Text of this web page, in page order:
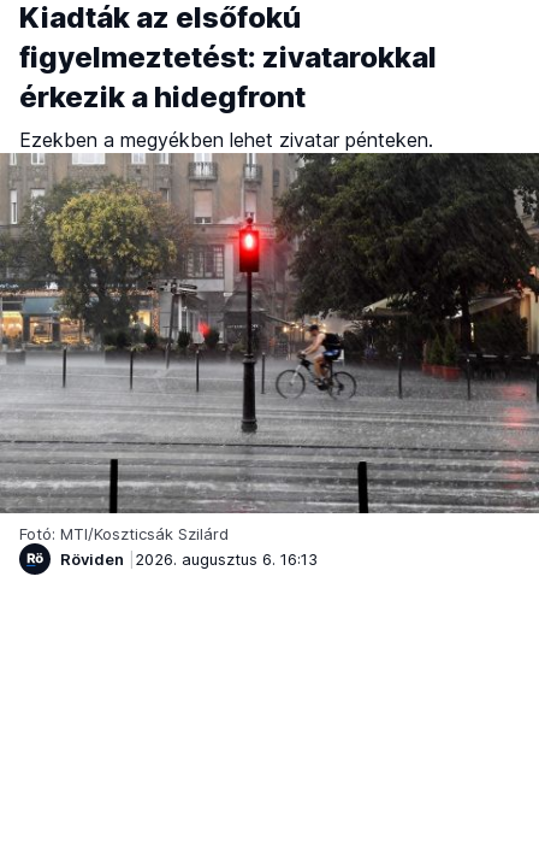
Kiadták az elsőfokú
figyelmeztetést: zivatarokkal
érkezik a hidegfront
Ezekben a megyékben lehet zivatar pénteken.
Fotó: MTI/Koszticsák Szilárd
Röviden
2026. augusztus 6. 16:13